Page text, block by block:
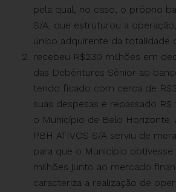
pela qual, no caso, o próprio
S/A, que estruturou a
único adquirente da totalidade
recebeu R$230 milhões em
das Debêntures Sênior ao
tendo ficado com cerca de
suas despesas e repassado
o Município de Belo Horizonte.
PBH ATIVOS S/A serviu de
para que o Município obtivesse
milhões junto ao mercado
caracteriza a realização de